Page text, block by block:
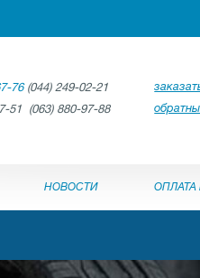
76(044) 249-02-21
51 (063) 880-97-88
НОВОСТИ ОПЛАТА